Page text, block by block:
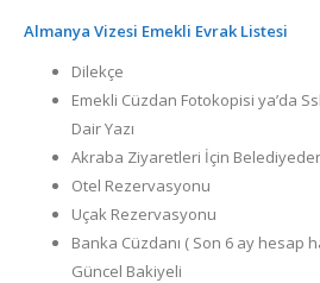
Almanya Vizesi Emekli Evrak Listesi
Dilekçe
Emekli Cüzdan Fotokopisi ya’da
Dair Yazı
Akraba Ziyaretleri İçin
Otel Rezervasyonu
Uçak Rezervasyonu
Banka Cüzdanı ( Son 6 ay hesap
Güncel Bakiyeli